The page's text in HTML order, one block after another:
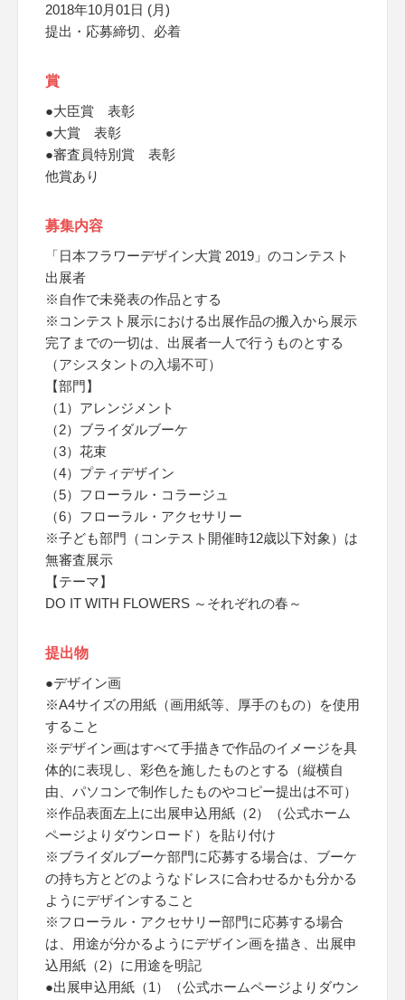
2018年10月01日 (月)
提出・応募締切、必着
賞
●大臣賞 表彰
●大賞 表彰
●審査員特別賞 表彰
他賞あり
募集内容
「日本フラワーデザイン大賞 2019」のコンテスト
出展者
※自作で未発表の作品とする
※コンテスト展示における出展作品の搬入から展示
完了までの一切は、出展者一人で行うものとする
（アシスタントの入場不可）
【部門】
（1）アレンジメント
（2）ブライダルブーケ
（3）花束
（4）プティデザイン
（5）フローラル・コラージュ
（6）フローラル・アクセサリー
※子ども部門（コンテスト開催時12歳以下対象）は
無審査展示
【テーマ】
DO IT WITH FLOWERS ～それぞれの春～
提出物
●デザイン画
※A4サイズの用紙（画用紙等、厚手のもの）を使用
すること
※デザイン画はすべて手描きで作品のイメージを具
体的に表現し、彩色を施したものとする（縦横自
由、パソコンで制作したものやコピー提出は不可）
※作品表面左上に出展申込用紙（2）（公式ホーム
ページよりダウンロード）を貼り付け
※ブライダルブーケ部門に応募する場合は、ブーケ
の持ち方とどのようなドレスに合わせるかも分かる
ようにデザインすること
※フローラル・アクセサリー部門に応募する場合
は、用途が分かるようにデザイン画を描き、出展申
込用紙（2）に用途を明記
●出展申込用紙（1）（公式ホームページよりダウン